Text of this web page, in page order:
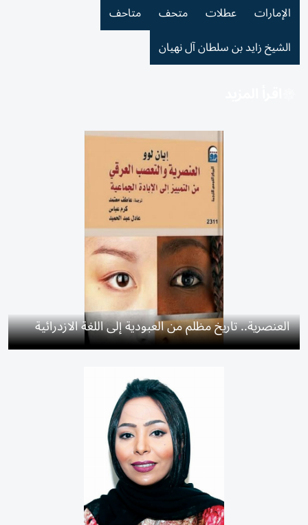
الإمارات عطلات متحف
متاحف
الشيخ زايد بن سلطان آل نهيان
العنصرية.. تاريخ مظلم من العبودية إلى اللغة الازدرائية